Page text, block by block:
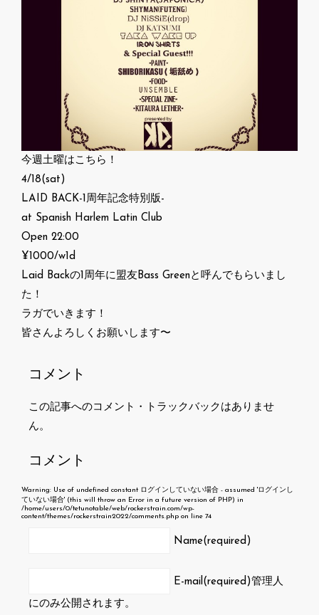
今週土曜はこちら！
4/18(sat)
LAID BACK-1周年記念特別版-
at Spanish Harlem Latin Club
Open 22:00
¥1000/w1d
Laid Backの1周年に盟友Bass Greenと呼んでもらいまし
た！
ラガでいきます！
皆さんよろしくお願いします〜
コメント
この記事へのコメント・トラックバックはありませ
ん。
コメント
Warning: Use of undefined constant ログインしていない場合 - assumed 'ログインし
ていない場合' (this will throw an Error in a future version of PHP) in
/home/users/0/tetunotable/web/rockerstrain.com/wp-
content/themes/rockerstrain2022/comments.php on line74
Name(required)
E-mail(required)管理人
にのみ公開されます。